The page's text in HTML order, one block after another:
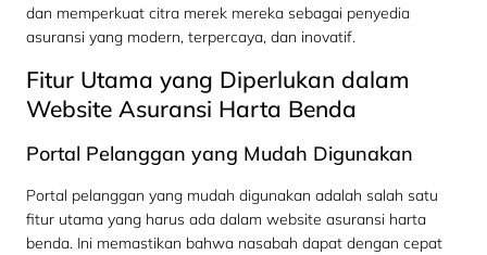
dan memperkuat citra merek mereka sebagai penyedia
asuransi yang modern, terpercaya, dan inovatif.
Fitur Utama yang Diperlukan dalam
Website Asuransi Harta Benda
Portal Pelanggan yang Mudah Digunakan
Portal pelanggan yang mudah digunakan adalah salah satu
fitur utama yang harus ada dalam website asuransi harta
benda. Ini memastikan bahwa nasabah dapat dengan cepat